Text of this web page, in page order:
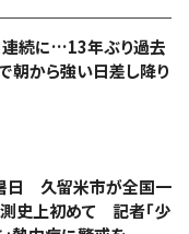
続に…13年ぶり過去
から強い日差し降り
日 久留米市が全国一
史上初めて 記者「少